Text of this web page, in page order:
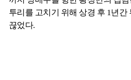
투리를 고치기 위해 상경 후 1년간
끊었다.